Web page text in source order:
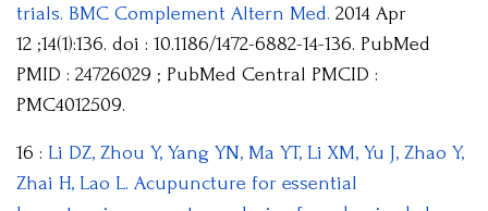
trials. BMC Complement Altern Med. 2014 Apr
12 ;14(1):136. doi : 10.1186/1472-6882-14-136. PubMed
PMID : 24726029 ; PubMed Central PMCID :
PMC4012509.
16 : Li DZ, Zhou Y, Yang YN, Ma YT, Li XM, Yu J, Zhao Y,
Zhai H, Lao L. Acupuncture for essential